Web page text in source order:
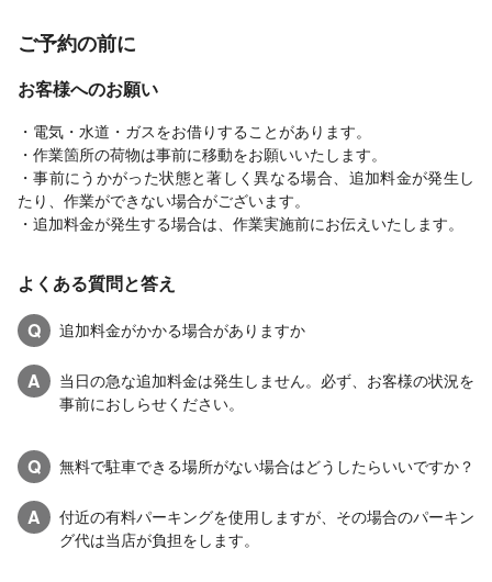
ご予約の前に
お客様へのお願い
・電気・水道・ガスをお借りすることがあります。
・作業箇所の荷物は事前に移動をお願いいたします。
・事前にうかがった状態と著しく異なる場合、追加料金が発生し
たり、作業ができない場合がございます。
・追加料金が発生する場合は、作業実施前にお伝えいたします。
よくある質問と答え
Q
追加料金がかかる場合がありますか
A
当日の急な追加料金は発生しません。必ず、お客様の状況を
事前におしらせください。
Q 無料で駐車できる場所がない場合はどうしたらいいですか？
A
付近の有料パーキングを使用しますが、その場合のパーキン
グ代は当店が負担をします。